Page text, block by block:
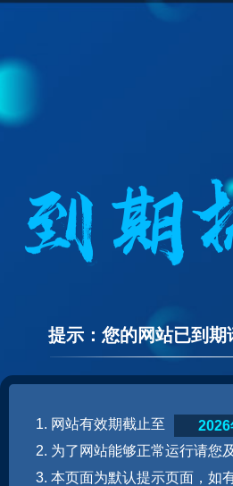
提示：您的网站已到期
1. 网站有效期截止至
2. 为了网站能够正常运行请您
3. 本页面为默认提示页面，如
2026